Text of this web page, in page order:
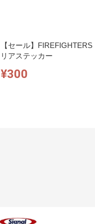
【セール】FIREFIGHTERS
リアステッカー
¥300